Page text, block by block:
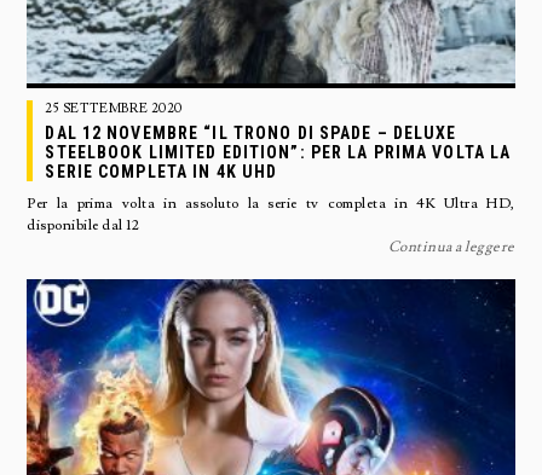
25 SETTEMBRE 2020
DAL 12 NOVEMBRE “IL TRONO DI SPADE – DELUXE
STEELBOOK LIMITED EDITION”: PER LA PRIMA VOLTA LA
SERIE COMPLETA IN 4K UHD
Per la prima volta in assoluto la serie tv completa in 4K Ultra HD,
disponibile dal 12
Continua a leggere